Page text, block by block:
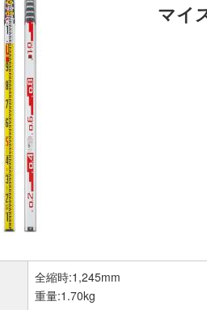
マイ
全縮時:1,245mm
重量:1.70kg